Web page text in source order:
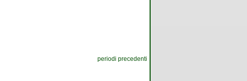
periodi precedenti